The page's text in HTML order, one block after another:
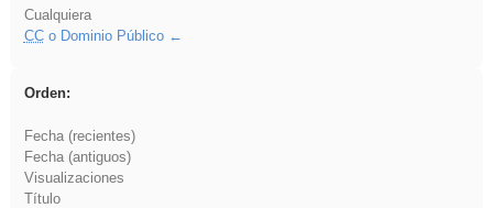
Cualquiera
CCo Dominio Público
Orden:
Fecha (recientes)
Fecha (antiguos)
Visualizaciones
Título